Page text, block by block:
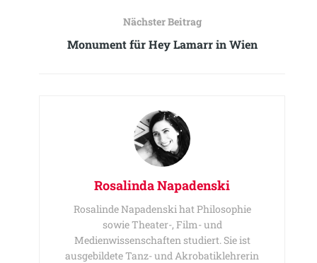
Nächster Beitrag
Monument für Hey Lamarr in Wien
Rosalinda Napadenski
Rosalinde Napadenski hat Philosophie
sowie Theater-, Film- und
Medienwissenschaften studiert. Sie ist
ausgebildete Tanz- und Akrobatiklehrerin